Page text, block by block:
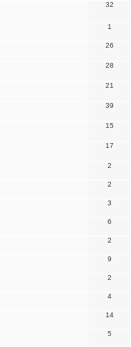
32
1
26
28
21
39
15
17
2
2
3
6
2
9
2
4
14
5